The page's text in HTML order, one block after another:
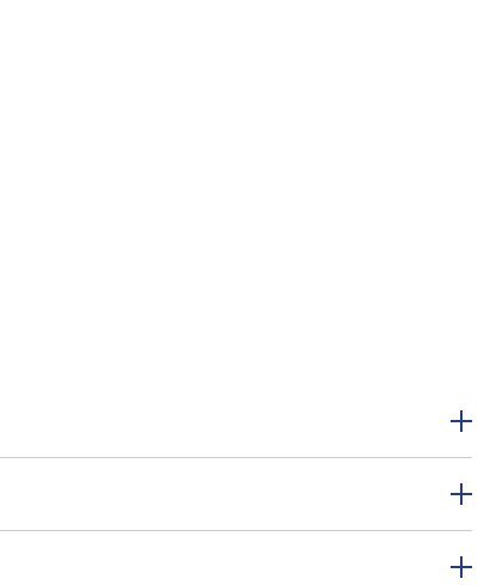
приобрести необходимый объем продукции без
по всей России.
постоянных партнеров предусмотрены